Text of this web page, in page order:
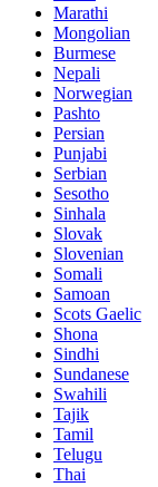
Marathi
Mongolian
Burmese
Nepali
Norwegian
Pashto
Persian
Punjabi
Serbian
Sesotho
Sinhala
Slovak
Slovenian
Somali
Samoan
Scots Gaelic
Shona
Sindhi
Sundanese
Swahili
Tajik
Tamil
Telugu
Thai